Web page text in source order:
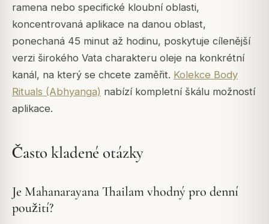
ramena nebo specifické kloubní oblasti,
koncentrovaná aplikace na danou oblast,
ponechaná 45 minut až hodinu, poskytuje cílenější
verzi širokého Vata charakteru oleje na konkrétní
kanál, na který se chcete zaměřit. Kolekce Body
Rituals (Abhyanga) nabízí kompletní škálu možností
aplikace.
Často kladené otázky
Je Mahanarayana Thailam vhodný pro denní
použití?